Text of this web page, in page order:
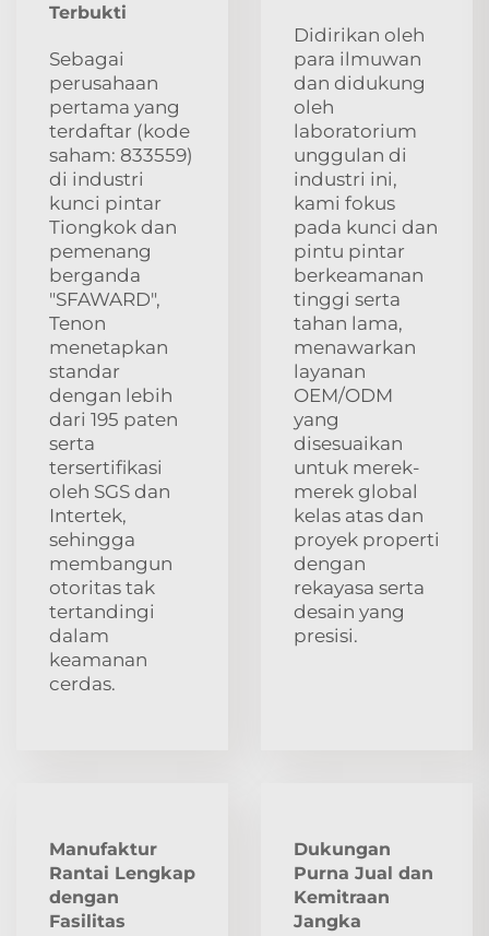
Terbukti
Sebagai
perusahaan
pertama yang
terdaftar (kode
saham: 833559)
di industri
kunci pintar
Tiongkok dan
pemenang
berganda
"SFAWARD",
Tenon
menetapkan
standar
dengan lebih
dari 195 paten
serta
tersertifikasi
oleh SGS dan
Intertek,
sehingga
membangun
otoritas tak
tertandingi
dalam
keamanan
cerdas.
Didirikan oleh
para ilmuwan
dan didukung
oleh
laboratorium
unggulan di
industri ini,
kami fokus
pada kunci dan
pintu pintar
berkeamanan
tinggi serta
tahan lama,
menawarkan
layanan
OEM/ODM
yang
disesuaikan
untuk merek-
merek global
kelas atas dan
proyek properti
dengan
rekayasa serta
desain yang
presisi.
Manufaktur
Rantai Lengkap
dengan
Fasilitas
Dukungan
Purna Jual dan
Kemitraan
Jangka